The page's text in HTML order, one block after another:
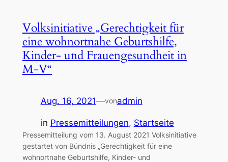
Volksinitiative „Gerechtigkeit für
eine wohnortnahe Geburtshilfe,
Kinder- und Frauengesundheit in
M-V“
Aug. 16, 2021—vonadmin
in Pressemitteilungen, Startseite
Pressemitteilung vom 13. August 2021 Volksinitiative
gestartet von Bündnis „Gerechtigkeit für eine
wohnortnahe Geburtshilfe, Kinder- und